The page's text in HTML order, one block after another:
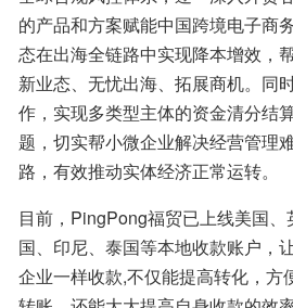
的产品和方案赋能中国跨境电子商
态在出海全链路中实现降本增效，
新业态、无忧出海、拓展商机。同
作，实现多类型主体的资金清分结
题，切实帮小微企业解决经营管理
路，有效推动实体经济正常运转。
目前，PingPong福贸已上线美国
国、印尼、泰国等本地收款账户，
企业一样收款,不仅能提高转化，方